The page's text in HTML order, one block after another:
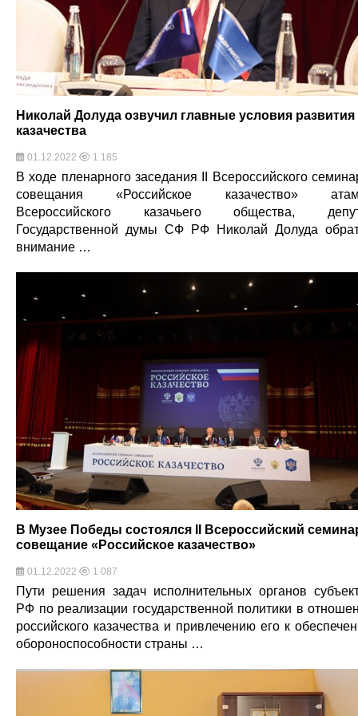
Николай Долуда озвучил главные условия развития
казачества
01.12.2022 1 185
В ходе пленарного заседания II Всероссийского
совещания «Российское казачество»
Всероссийского казачьего общества,
Государственной думы СФ РФ Николай Долуда
внимание …
В Музее Победы состоялся II Всероссийский
совещание «Российское казачество»
01.12.2022 1 087
Пути решения задач исполнительных органов
РФ по реализации государственной политики в
российского казачества и привлечению его к
обороноспособности страны …